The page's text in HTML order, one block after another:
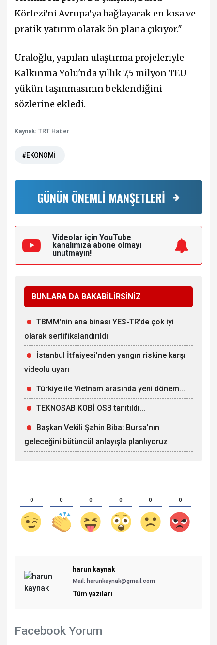
Körfezi'ni Avrupa'ya bağlayacak en kısa ve
pratik yatırım olarak ön plana çıkıyor."
Uraloğlu, yapılan ulaştırma projeleriyle
Kalkınma Yolu'nda yıllık 7,5 milyon TEU
yükün taşınmasının beklendiğini
sözlerine ekledi.
Kaynak: TRT Haber
#EKONOMİ
GÜNÜN ÖNEMLİ MANŞETLERİ
Videolar için YouTube
kanalımıza abone olmayı
unutmayın!
BUNLARA DA BAKABİLİRSİNİZ
TBMM’nin ana binası YES-TR’de çok iyi
olarak sertifikalandırıldı
İstanbul İtfaiyesi’nden yangın riskine karşı
videolu uyarı
Türkiye ile Vietnam arasında yeni dönem...
TEKNOSAB KOBİ OSB tanıtıldı...
Başkan Vekili Şahin Biba: Bursa’nın
geleceğini bütüncül anlayışla planlıyoruz
0 0 0 0 0 0
harun kaynak
Mail: harunkaynak@gmail.com
Tüm yazıları
Facebook Yorum